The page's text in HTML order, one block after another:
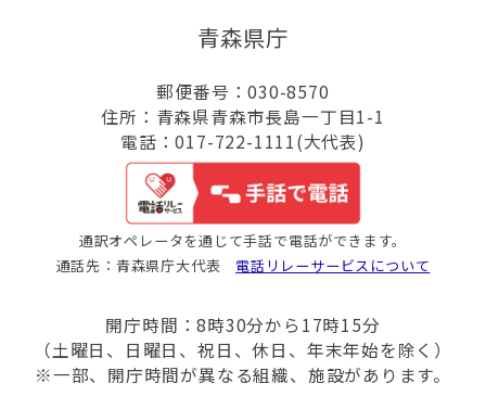
青森県庁
郵便番号：030-8570
住所：青森県青森市長島一丁目1-1
電話：017-722-1111(大代表)
通訳オペレータを通じて手話で電話ができます。
通話先：青森県庁大代表 電話リレーサービスについて
開庁時間：8時30分から17時15分
（土曜日、日曜日、祝日、休日、年末年始を除く）
※一部、開庁時間が異なる組織、施設があります。